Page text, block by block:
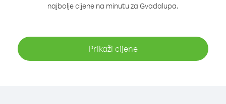
najbolje cijene na minutu za Gvadalupa.
Prikaži cijene